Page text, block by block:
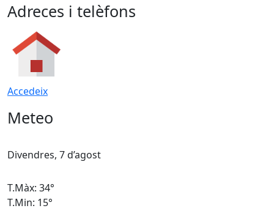
Adreces i telèfons
Accedeix
Meteo
Divendres, 7 d’agost
T.Màx: 34°
T.Min: 15°